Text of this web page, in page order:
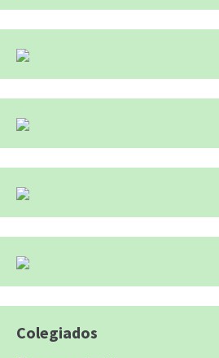
Colegiados